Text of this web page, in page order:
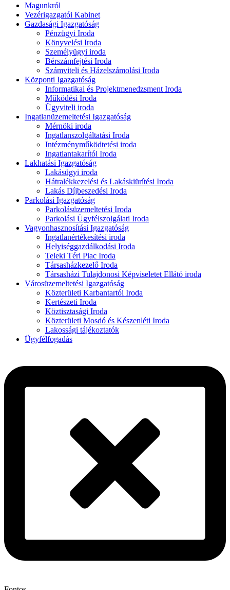
Magunkról
Vezérigazgatói Kabinet
Gazdasági Igazgatóság
Pénzügyi Iroda
Könyvelési Iroda
Személyügyi iroda
Bérszámfejtési Iroda
Számviteli és Házelszámolási Iroda
Központi Igazgatóság
Informatikai és Projektmenedzsment Iroda
Működési Iroda
Ügyviteli iroda
Ingatlanüzemeltetési Igazgatóság
Mérnöki iroda
Ingatlanszolgáltatási Iroda
Intézményműködtetési iroda
Ingatlantakarítói Iroda
Lakhatási Igazgatóság
Lakásügyi iroda
Hátralékkezelési és Lakáskiürítési Iroda
Lakás Díjbeszedési Iroda
Parkolási Igazgatóság
Parkolásüzemeltetési Iroda
Parkolási Ügyfélszolgálati Iroda
Vagyonhasznosítási Igazgatóság
Ingatlanértékesítési iroda
Helyiséggazdálkodási Iroda
Teleki Téri Piac Iroda
Társasházkezelő Iroda
Társasházi Tulajdonosi Képviseletet Ellátó iroda
Városüzemeltetési Igazgatóság
Közterületi Karbantartói Iroda
Kertészeti Iroda
Köztisztasági Iroda
Közterületi Mosdó és Készenléti Iroda
Lakossági tájékoztatók
Ügyfélfogadás